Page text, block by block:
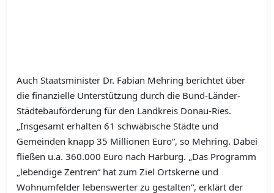
Auch Staatsminister Dr. Fabian Mehring berichtet über
die finanzielle Unterstützung durch die Bund-Länder-
Städtebauförderung für den Landkreis Donau-Ries.
„Insgesamt erhalten 61 schwäbische Städte und
Gemeinden knapp 35 Millionen Euro“, so Mehring. Dabei
fließen u.a. 360.000 Euro nach Harburg. „Das Programm
„lebendige Zentren“ hat zum Ziel Ortskerne und
Wohnumfelder lebenswerter zu gestalten“, erklärt der